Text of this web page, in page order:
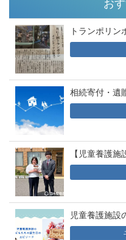
お
トランポリン
相続寄付・遺
【児童養護
児童養護施設